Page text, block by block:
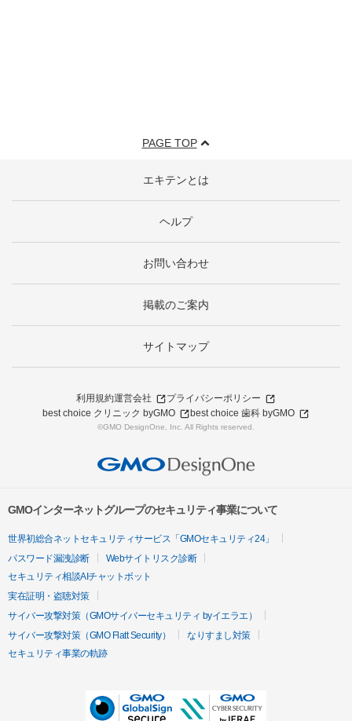
PAGE TOP
エキテンとは
ヘルプ
お問い合わせ
掲載のご案内
サイトマップ
利用規約運営会社
プライバシーポリシー
best choice クリニック byGMO
best choice 歯科 byGMO
©GMO DesignOne, Inc. All Rights reserved.
GMOインターネットグループのセキュリティ事業について
世界初総合ネットセキュリティサービス「GMOセキュリティ24」
パスワード漏洩診断
Webサイトリスク診断
セキュリティ相談AIチャットボット
実在証明・盗聴対策
サイバー攻撃対策（GMOサイバーセキュリティ byイエラエ）
サイバー攻撃対策（GMO Flatt Security）
なりすまし対策
セキュリティ事業の軌跡